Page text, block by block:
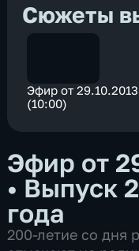
Сюжеты
Эфир от 29.10.2013
(10:00)
Эфир от
• Выпуск
года
200-летие со дня